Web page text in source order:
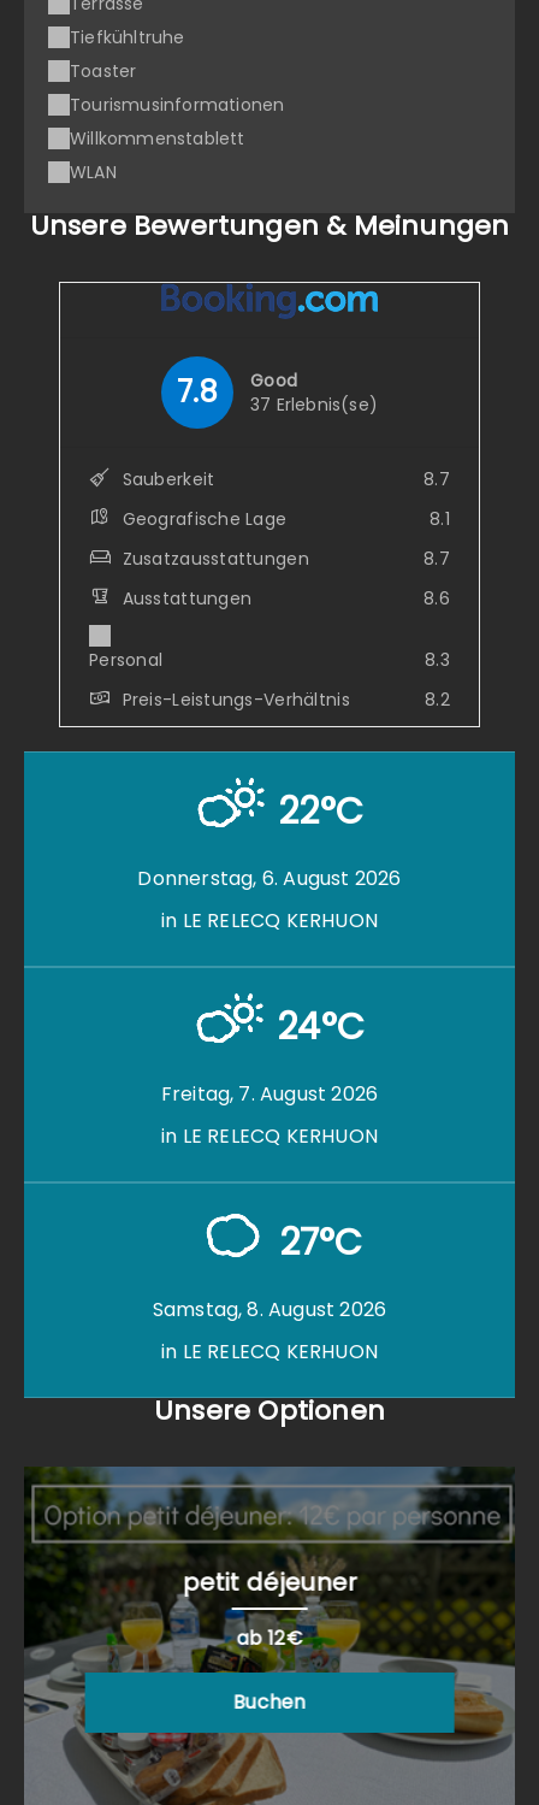
Tiefkühltruhe
Toaster
Tourismusinformationen
Willkommenstablett
WLAN
Unsere Bewertungen & Meinungen
7.8
Good
37 Erlebnis(se)
Sauberkeit
8.7
Geografische Lage
8.1
Zusatzausstattungen
8.7
Ausstattungen
8.6
Personal
8.3
Preis-Leistungs-Verhältnis
8.2
22°C
Donnerstag, 6. August 2026
in LE RELECQ KERHUON
24°C
Freitag, 7. August 2026
in LE RELECQ KERHUON
27°C
Samstag, 8. August 2026
in LE RELECQ KERHUON
Unsere Optionen
petit déjeuner
ab 12€
Buchen